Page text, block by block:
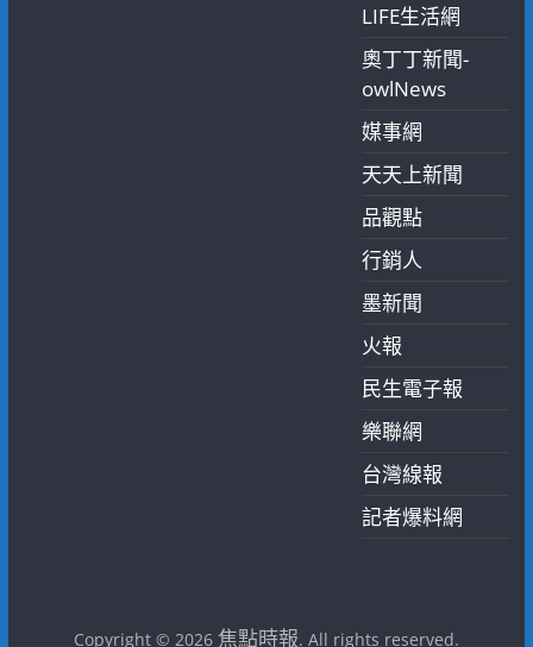
LIFE生活網
奧丁丁新聞-
owlNews
媒事網
天天上新聞
品觀點
行銷人
墨新聞
火報
民生電子報
樂聯網
台灣線報
記者爆料網
Copyright © 2026 焦點時報. All rights reserved.